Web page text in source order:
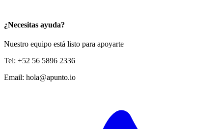
¿Necesitas ayuda?
Nuestro equipo está listo para apoyarte
Tel: +52 56 5896 2336
Email: hola@apunto.io